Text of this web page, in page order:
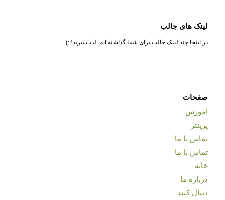
لینک های جالب
در اینجا چند لینک جالب برای شما گذاشته ایم. لذت ببرید! :)
صفحات
آموزش
پرینتر
تماس با ما
تماس با ما
خانه
درباره ما
دنبال کنید